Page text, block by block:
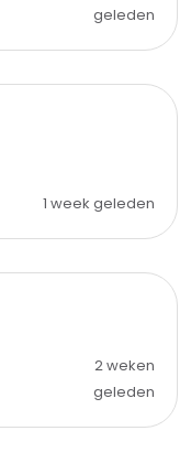
geleden
1 week geleden
2 weken
geleden